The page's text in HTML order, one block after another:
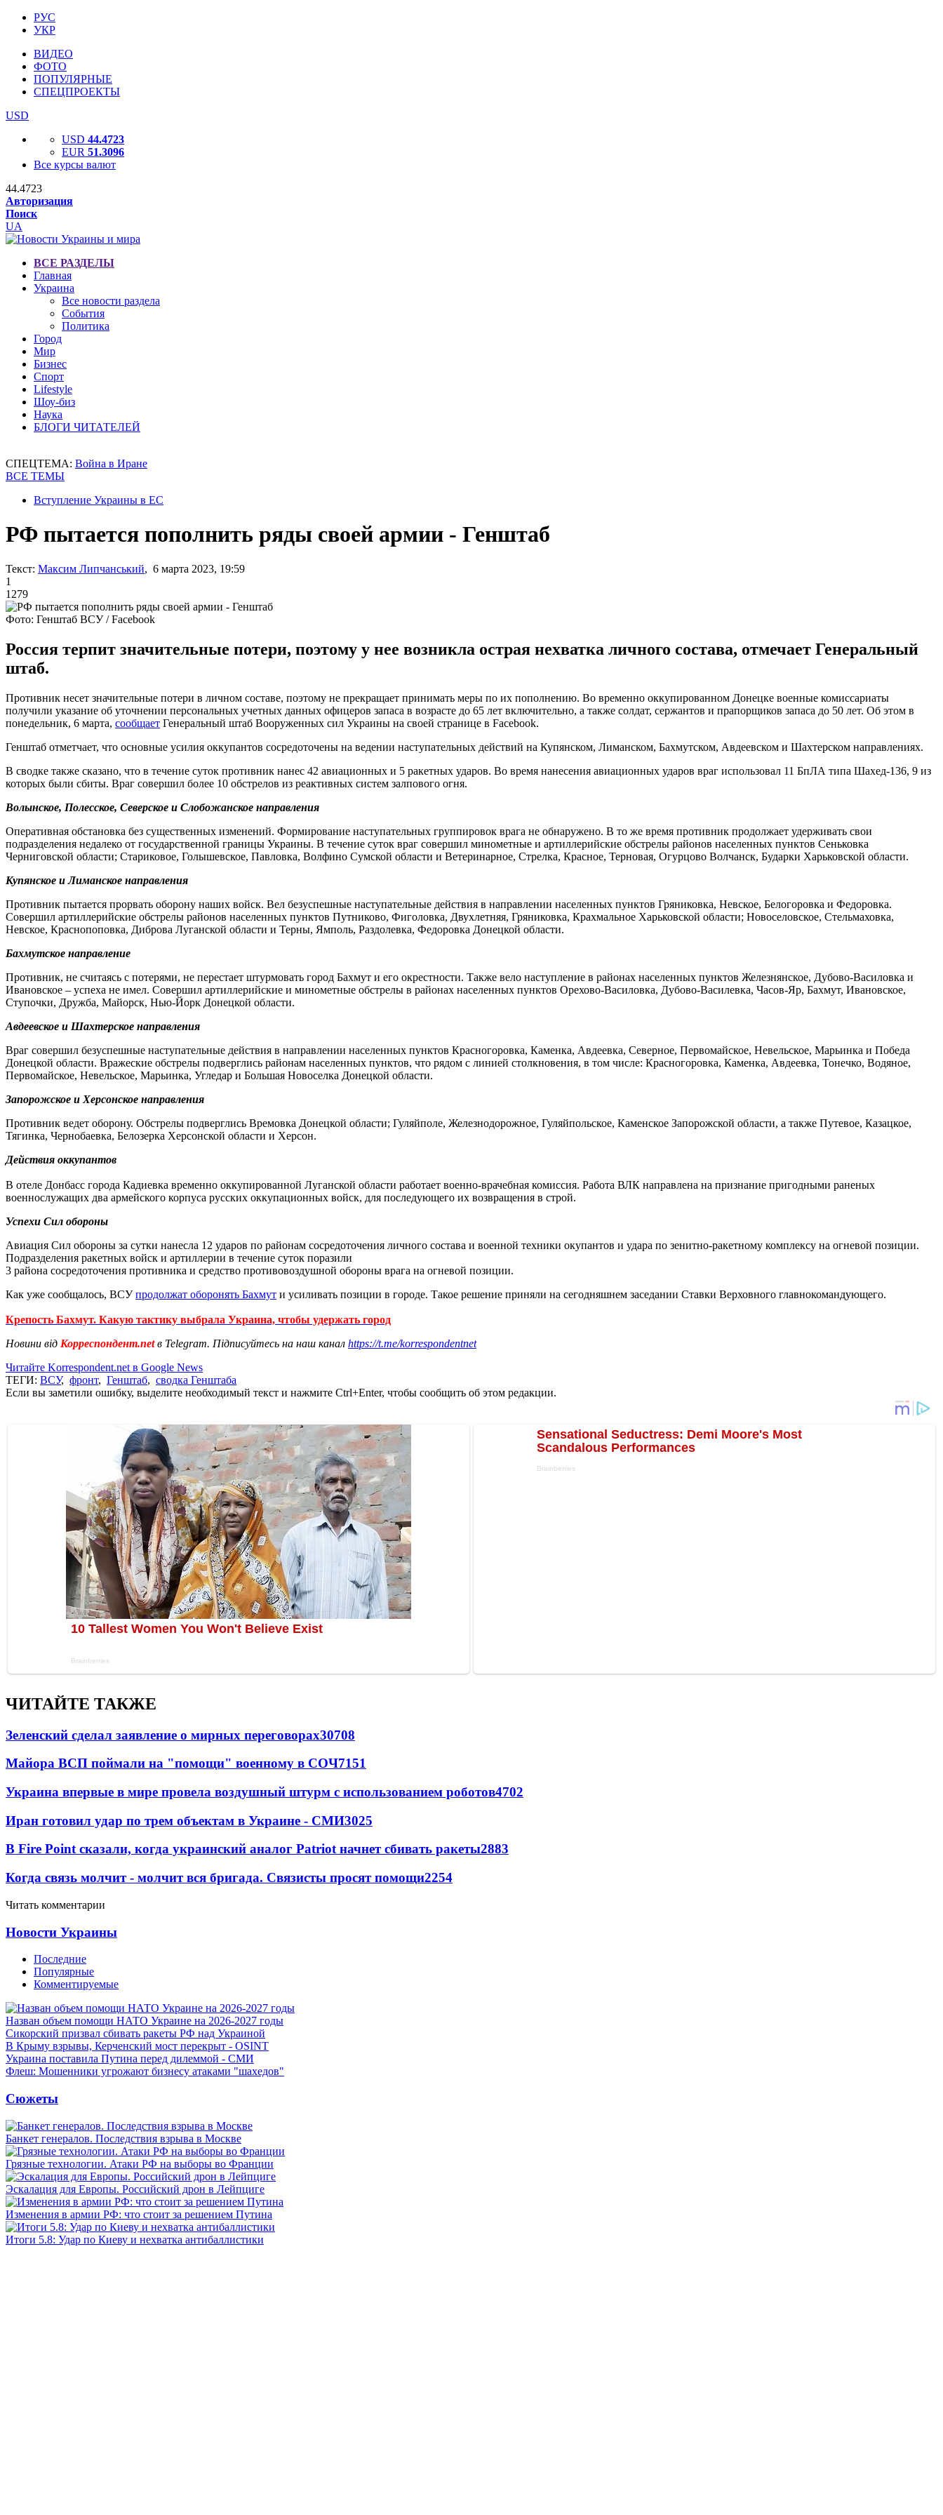
РУС
УКР
ВИДЕО
ФОТО
ПОПУЛЯРНЫЕ
СПЕЦПРОЕКТЫ
USD
USD 44.4723
EUR 51.3096
Все курсы валют
44.4723
Авторизация
Поиск
UA
ВСЕ РАЗДЕЛЫ
Главная
Украина
Все новости раздела
События
Политика
Город
Мир
Бизнес
Спорт
Lifestyle
Шоу-биз
Наука
БЛОГИ ЧИТАТЕЛЕЙ
СПЕЦТЕМА: Война в Иране
ВСЕ ТЕМЫ
Вступление Украины в ЕС
РФ пытается пополнить ряды своей армии - Генштаб
Текст: Максим Липчанський, 6 марта 2023, 19:59
1
1279
Фото: Генштаб ВСУ / Facebook
Россия терпит значительные потери, поэтому у нее возникла острая нехватка личного состава, отмечает Генеральный
штаб.
Противник несет значительные потери в личном составе, поэтому не прекращает принимать меры по их пополнению. Во временно оккупированном Донецке военные комиссариаты
получили указание об уточнении персональных учетных данных офицеров запаса в возрасте до 65 лет включительно, а также солдат, сержантов и прапорщиков запаса до 50 лет. Об этом в
понедельник, 6 марта, сообщает Генеральный штаб Вооруженных сил Украины на своей странице в Facebook.
Генштаб отметчает, что основные усилия оккупантов сосредоточены на ведении наступательных действий на Купянском, Лиманском, Бахмутском, Авдеевском и Шахтерском направлениях.
В сводке также сказано, что в течение суток противник нанес 42 авиационных и 5 ракетных ударов. Во время нанесения авиационных ударов враг использовал 11 БпЛА типа Шахед-136, 9 из
которых были сбиты. Враг совершил более 10 обстрелов из реактивных систем залпового огня.
Волынское, Полесское, Северское и Слобожанское направления
Оперативная обстановка без существенных изменений. Формирование наступательных группировок врага не обнаружено. В то же время противник продолжает удерживать свои
подразделения недалеко от государственной границы Украины. В течение суток враг совершил минометные и артиллерийские обстрелы районов населенных пунктов Сеньковка
Черниговской области; Стариковое, Голышевское, Павловка, Волфино Сумской области и Ветеринарное, Стрелка, Красное, Терновая, Огурцово Волчанск, Бударки Харьковской области.
Купянское и Лиманское направления
Противник пытается прорвать оборону наших войск. Вел безуспешные наступательные действия в направлении населенных пунктов Гряниковка, Невское, Белогоровка и Федоровка.
Совершил артиллерийские обстрелы районов населенных пунктов Путниково, Фиголовка, Двухлетняя, Гряниковка, Крахмальное Харьковской области; Новоселовское, Стельмаховка,
Невское, Краснопоповка, Диброва Луганской области и Терны, Ямполь, Раздолевка, Федоровка Донецкой области.
Бахмутское направление
Противник, не считаясь с потерями, не перестает штурмовать город Бахмут и его окрестности. Также вело наступление в районах населенных пунктов Железнянское, Дубово-Василовка и
Ивановское – успеха не имел. Совершил артиллерийские и минометные обстрелы в районах населенных пунктов Орехово-Василовка, Дубово-Василевка, Часов-Яр, Бахмут, Ивановское,
Ступочки, Дружба, Майорск, Нью-Йорк Донецкой области.
Авдеевское и Шахтерское направления
Враг совершил безуспешные наступательные действия в направлении населенных пунктов Красногоровка, Каменка, Авдеевка, Северное, Первомайское, Невельское, Марьинка и Победа
Донецкой области. Вражеские обстрелы подверглись районам населенных пунктов, что рядом с линией столкновения, в том числе: Красногоровка, Каменка, Авдеевка, Тонечко, Водяное,
Первомайское, Невельское, Марьинка, Угледар и Большая Новоселка Донецкой области.
Запорожское и Херсонское направления
Противник ведет оборону. Обстрелы подверглись Времовка Донецкой области; Гуляйполе, Железнодорожное, Гуляйпольское, Каменское Запорожской области, а также Путевое, Казацкое,
Тягинка, Чернобаевка, Белозерка Херсонской области и Херсон.
Действия оккупантов
В отеле Донбасс города Кадиевка временно оккупированной Луганской области работает военно-врачебная комиссия. Работа ВЛК направлена на признание пригодными раненых
военнослужащих два армейского корпуса русских оккупационных войск, для последующего их возвращения в строй.
Успехи Сил обороны
Авиация Сил обороны за сутки нанесла 12 ударов по районам сосредоточения личного состава и военной техники окупантов и удара по зенитно-ракетному комплексу на огневой позиции.
Подразделения ракетных войск и артиллерии в течение суток поразили
3 района сосредоточения противника и средство противовоздушной обороны врага на огневой позиции.
Как уже сообщалось, ВСУпродолжат оборонять Бахмут и усиливать позиции в городе. Такое решение приняли на сегодняшнем заседании Ставки Верховного главнокомандующего.
Крепость Бахмут. Какую тактику выбрала Украина, чтобы удержать город
Новини від Корреспондент.netв Telegram. Підписуйтесь на наш канал https://t.me/korrespondentnet
Читайте Korrespondent.net в Google News
ТЕГИ: ВСУ, фронт, Генштаб, сводка Генштаба
Если вы заметили ошибку, выделите необходимый текст и нажмите Ctrl+Enter, чтобы сообщить об этом редакции.
ЧИТАЙТЕ ТАКЖЕ
Зеленский сделал заявление о мирных переговорах30708
Майора ВСП поймали на "помощи" военному в СОЧ7151
Украина впервые в мире провела воздушный штурм с использованием роботов4702
Иран готовил удар по трем объектам в Украине - СМИ3025
В Fire Point сказали, когда украинский аналог Patriot начнет сбивать ракеты2883
Когда связь молчит - молчит вся бригада. Связисты просят помощи2254
Читать комментарии
Новости Украины
Последние
Популярные
Комментируемые
Назван объем помощи НАТО Украине на 2026-2027 годы
Сикорский призвал сбивать ракеты РФ над Украиной
В Крыму взрывы, Керченский мост перекрыт - OSINT
Украина поставила Путина перед дилеммой - СМИ
Флеш: Мошенники угрожают бизнесу атаками "шахедов"
Сюжеты
Банкет генералов. Последствия взрыва в Москве
Грязные технологии. Атаки РФ на выборы во Франции
Эскалация для Европы. Российский дрон в Лейпциге
Изменения в армии РФ: что стоит за решением Путина
Итоги 5.8: Удар по Киеву и нехватка антибаллистики